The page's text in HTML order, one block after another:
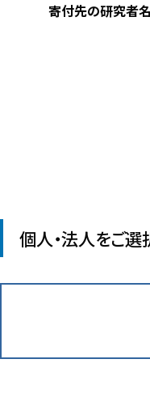
寄付先の研究者名
個人・法人をご選